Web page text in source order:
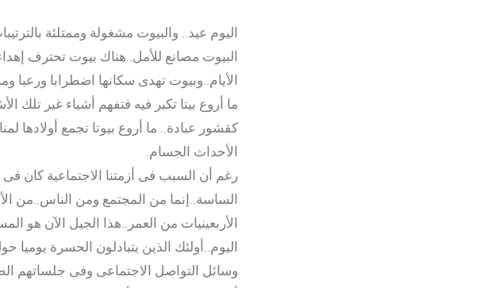
اليوم عيد.. والبيوت مشغولة وممتلئة
البيوت مصانع للأمل..هناك بيوت تحترف
الأيام..وبيوت تهدى سكانها اضطرابا ورعبا
ما أروع بيتا تكبر فيه فتفهم أشياء غير تلك
كقشور عبادة.. ما أروع بيوتا تجمع أولادها
الأحداث الجسام.
رغم أن السبب فى أزمتنا الاجتماعية كان فى
الساسة..إنما من المجتمع ومن الناس..من
الأربعينيات من العمر..هذا الجيل الآن
اليوم..أولئك الذين يتبادلون الحسرة
وسائل التواصل الاجتماعى وفى جلساتهم